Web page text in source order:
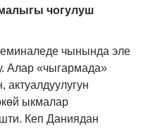
чогулуш
чынында эле
Алар «чыгармада»
актуалдуулугун
ыкмалар
Кеп Даниядан